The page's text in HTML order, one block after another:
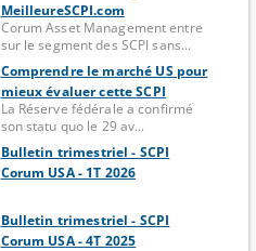
MeilleureSCPI.com
Corum Asset Management entre
sur le segment des SCPI sans...
Comprendre le marché US pour
mieux évaluer cette SCPI
La Réserve fédérale a confirmé
son statu quo le 29 av...
Bulletin trimestriel - SCPI
Corum USA - 1T 2026
Bulletin trimestriel - SCPI
Corum USA - 4T 2025